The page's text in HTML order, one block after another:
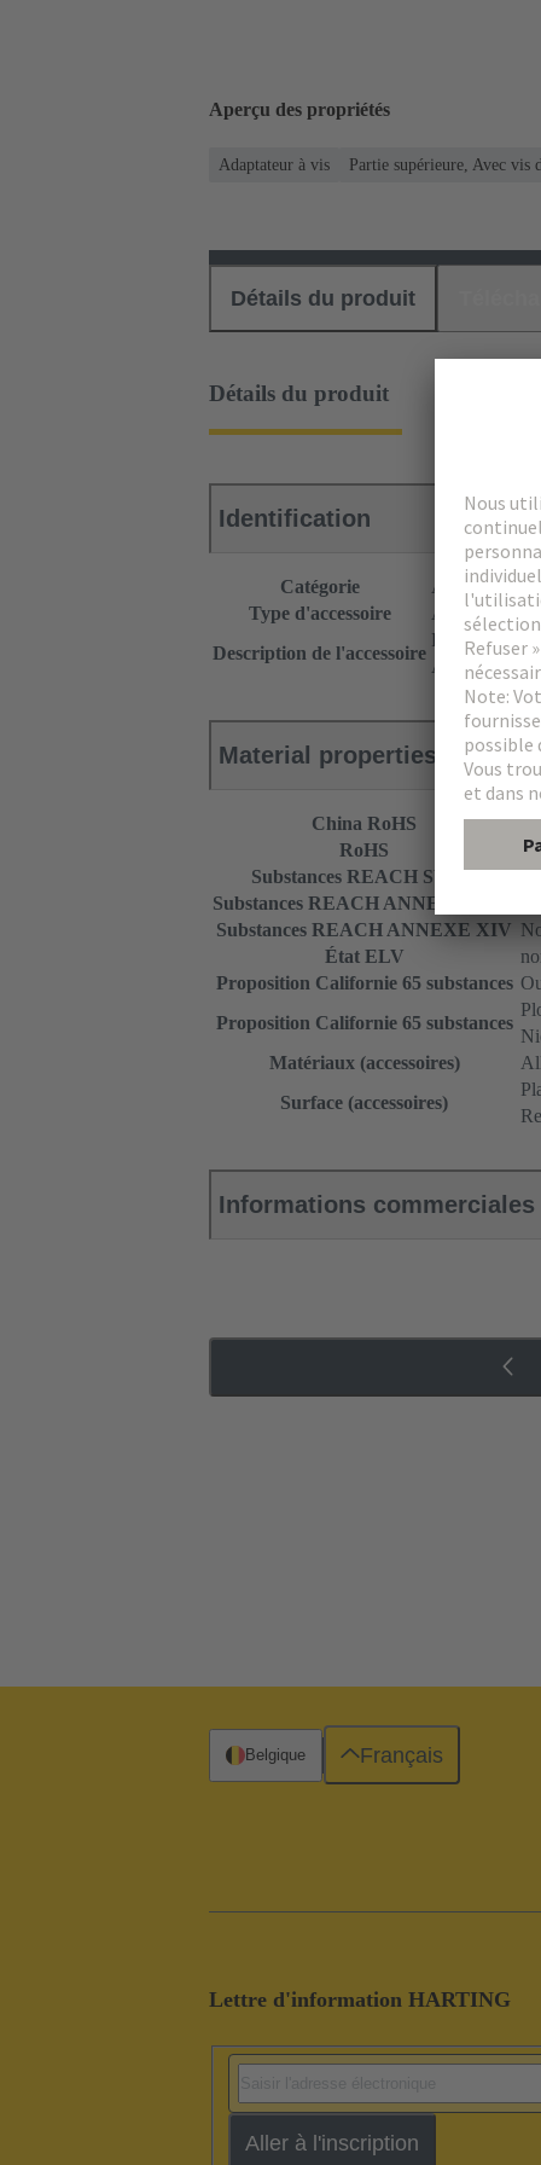
Aperçu des propriétés
Adaptateur à vis Partie supérieure, Avec vis
Détails du produit
Détails du produit
Identification
Catégorie
Accessoires
Type d'accessoire
Adaptateur à
Description de l'accessoire
Partie
Avec vis de
Material properties
China RoHS
e
RoHS
Substances REACH SVHC
Substances REACH ANNEXE XVII
Substances REACH ANNEXE XIV
État ELV
Proposition Californie 65 substances
Proposition Californie 65 substances
Matériaux (accessoires)
Surface (accessoires)
Informations commerciales
Lettre d'information HARTING
Aller à l'inscription
Belgique Français